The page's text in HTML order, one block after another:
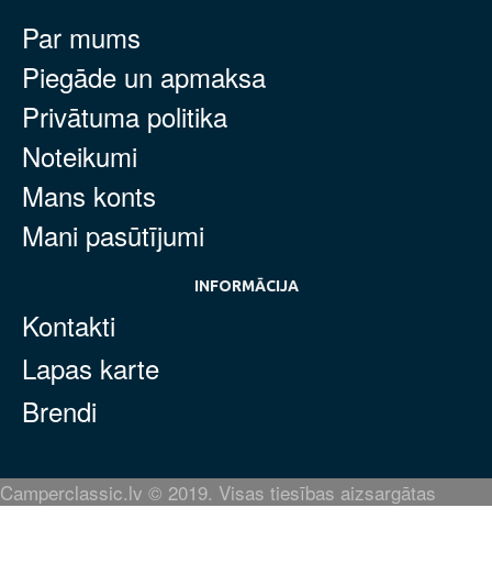
Par mums
Piegāde un apmaksa
Privātuma politika
Noteikumi
Mans konts
Mani pasūtījumi
INFORMĀCIJA
Kontakti
Lapas karte
Brendi
Camperclassic.lv © 2019. Visas tiesības aizsargātas